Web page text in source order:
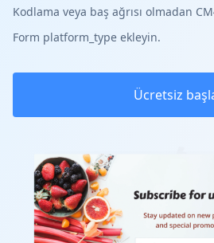
Kodlama veya baş ağrısı olmadan
Form platform_type ekleyin.
Ücretsiz